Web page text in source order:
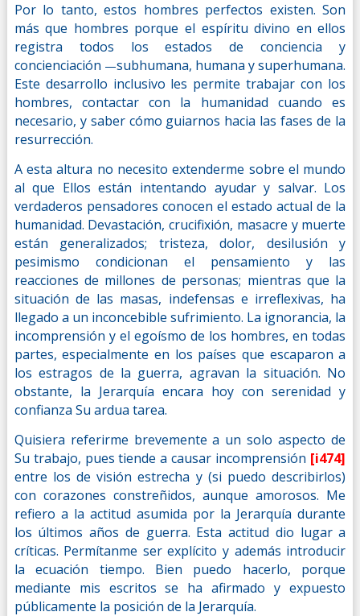
Por lo tanto, estos hombres perfectos existen. Son
más que hombres porque el espíritu divino en ellos
registra todos los estados de conciencia y
concienciación —subhumana, humana y superhumana.
Este desarrollo inclusivo les permite trabajar con los
hombres, contactar con la humanidad cuando es
necesario, y saber cómo guiarnos hacia las fases de la
resurrección.
A esta altura no necesito extenderme sobre el mundo
al que Ellos están intentando ayudar y salvar. Los
verdaderos pensadores conocen el estado actual de la
humanidad. Devastación, crucifixión, masacre y muerte
están generalizados; tristeza, dolor, desilusión y
pesimismo condicionan el pensamiento y las
reacciones de millones de personas; mientras que la
situación de las masas, indefensas e irreflexivas, ha
llegado a un inconcebible sufrimiento. La ignorancia, la
incomprensión y el egoísmo de los hombres, en todas
partes, especialmente en los países que escaparon a
los estragos de la guerra, agravan la situación. No
obstante, la Jerarquía encara hoy con serenidad y
confianza Su ardua tarea.
Quisiera referirme brevemente a un solo aspecto de
Su trabajo, pues tiende a causar incomprensión [i474]
entre los de visión estrecha y (si puedo describirlos)
con corazones constreñidos, aunque amorosos. Me
refiero a la actitud asumida por la Jerarquía durante
los últimos años de guerra. Esta actitud dio lugar a
críticas. Permítanme ser explícito y además introducir
la ecuación tiempo. Bien puedo hacerlo, porque
mediante mis escritos se ha afirmado y expuesto
públicamente la posición de la Jerarquía.